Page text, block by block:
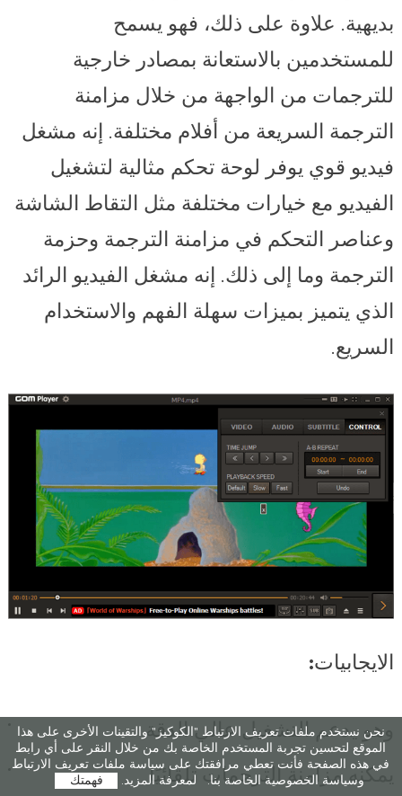
بديهية. علاوة على ذلك، فهو يسمح
للمستخدمين بالاستعانة بمصادر خارجية
للترجمات من الواجهة من خلال مزامنة
الترجمة السريعة من أفلام مختلفة. إنه مشغل
فيديو قوي يوفر لوحة تحكم مثالية لتشغيل
الفيديو مع خيارات مختلفة مثل التقاط الشاشة
وعناصر التحكم في مزامنة الترجمة وحزمة
الترجمة وما إلى ذلك. إنه مشغل الفيديو الرائد
الذي يتميز بميزات سهلة الفهم والاستخدام
السريع.
الايجابيات:
وهو يدعم التشغيل عالي الدقة
يمكنه مزامنة الترجمات تلقائيًا
نحن نستخدم ملفات تعريف الارتباط "الكوكيز" والتقينات الأخرى على هذا
الموقع لتحسين تجربة المستخدم الخاصة بك من خلال النقر على أي رابط
في هذه الصفحة فأنت تعطي مرافقتك على سياسة ملفات تعريف الارتباط
وسياسة الخصوصية الخاصة بنا.
لمعرفة المزيد. فهمتك